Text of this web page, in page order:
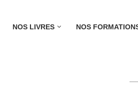
NOS LIVRES NOS